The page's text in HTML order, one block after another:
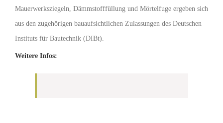
Mauerwerksziegeln, Dämmstofffüllung und Mörtelfuge ergeben sich
aus den zugehörigen bauaufsichtlichen Zulassungen des Deutschen
Instituts für Bautechnik (DIBt).
Weitere Infos: